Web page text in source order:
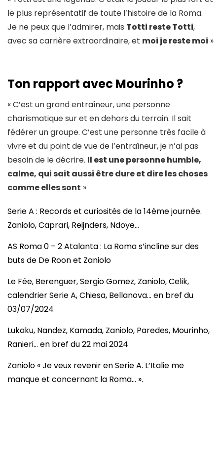
le plus représentatif de toute l’histoire de la Roma.
Je ne peux que l’admirer, mais Totti reste Totti,
avec sa carrière extraordinaire, et moi je reste moi »
Ton rapport avec Mourinho ?
« C’est un grand entraîneur, une personne
charismatique sur et en dehors du terrain. Il sait
fédérer un groupe. C’est une personne très facile à
vivre et du point de vue de l’entraîneur, je n’ai pas
besoin de le décrire. Il est une personne humble,
calme, qui sait aussi être dure et dire les choses
comme elles sont »
Serie A : Records et curiosités de la 14ème journée.
Zaniolo, Caprari, Reijnders, Ndoye…
AS Roma 0 – 2 Atalanta : La Roma s’incline sur des
buts de De Roon et Zaniolo
Le Fée, Berenguer, Sergio Gomez, Zaniolo, Celik,
calendrier Serie A, Chiesa, Bellanova… en bref du
03/07/2024
Lukaku, Nandez, Kamada, Zaniolo, Paredes, Mourinho,
Ranieri… en bref du 22 mai 2024
Zaniolo « Je veux revenir en Serie A. L’Italie me
manque et concernant la Roma… ».